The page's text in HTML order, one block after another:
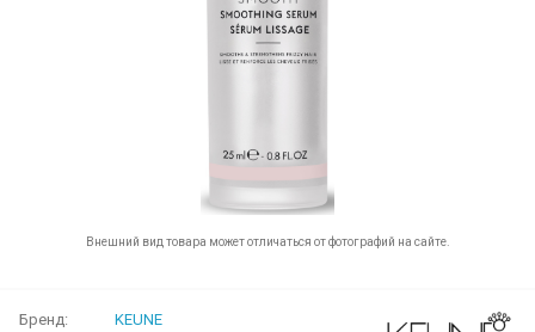
Внешний вид товара может отличаться от фотографий на сайте.
Бренд:
KEUNE